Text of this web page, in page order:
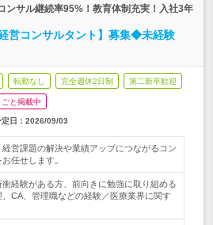
ンサル継続率95%！教育体制充実！入社3年
営コンサルタント】募集◆未経験
転勤なし 完全週休2日制 第二新卒歓迎
と掲載中
日： 2026/09/03
経営課題の解決や業績アップにつながるコン
任せします。
衝経験がある方、前向きに勉強に取り組める
CA、管理職などの経験／医療業界に関す